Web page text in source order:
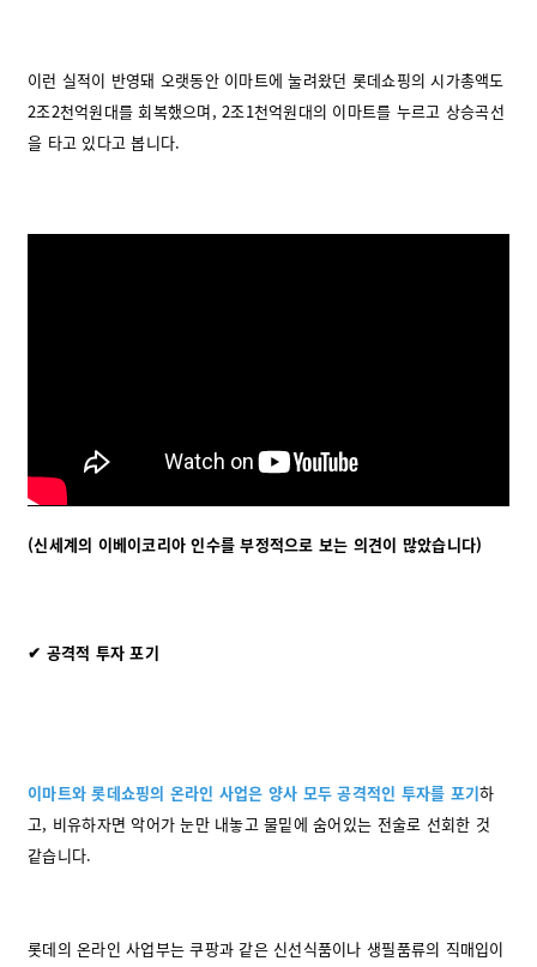
이런 실적이 반영돼 오랫동안 이마트에 눌려왔던 롯데쇼핑의 시가총액도
2조2천억원대를 회복했으며, 2조1천억원대의 이마트를 누르고 상승곡선
을 타고 있다고 봅니다.
(신세계의 이베이코리아 인수를 부정적으로 보는 의견이 많았습니다)
✔ 공격적 투자 포기
이마트와 롯데쇼핑의 온라인 사업은 양사 모두 공격적인 투자를 포기하
고, 비유하자면 악어가 눈만 내놓고 물밑에 숨어있는 전술로 선회한 것
같습니다.
롯데의 온라인 사업부는 쿠팡과 같은 신선식품이나 생필품류의 직매입이